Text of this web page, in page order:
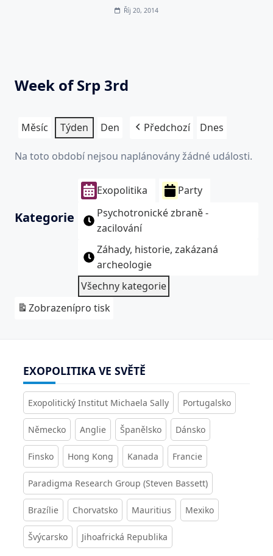
Říj 20, 2014
Week of Srp 3rd
Měsíc Týden Den Předchozí Dnes
Na toto období nejsou naplánovány žádné události.
Kategorie
Exopolitika
Party
Psychotronické zbraně -
zacilování
Záhady, historie, zakázaná
archeologie
Všechny kategorie
Zobrazenípro tisk
EXOPOLITIKA VE SVĚTĚ
Exopolitický Institut Michaela Sally Portugalsko
Německo Anglie Španělsko Dánsko
Finsko Hong Kong Kanada Francie
Paradigma Research Group (Steven Bassett)
Brazílie Chorvatsko Mauritius Mexiko
Švýcarsko Jihoafrická Republika